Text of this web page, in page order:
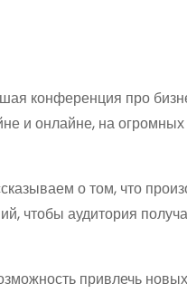
конференция про
и онлайне, на огромных
о том, что
чтобы аудитория
привлечь новых